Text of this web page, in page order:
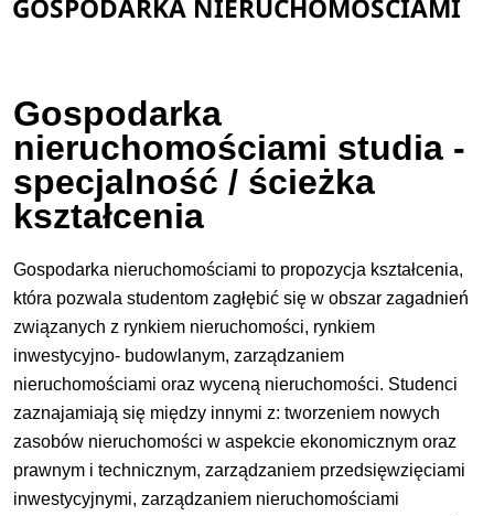
GOSPODARKA NIERUCHOMOŚCIAMI
Gospodarka
nieruchomościami studia -
specjalność / ścieżka
kształcenia
Gospodarka nieruchomościami to propozycja kształcenia,
która pozwala studentom zagłębić się w obszar zagadnień
związanych z rynkiem nieruchomości, rynkiem
inwestycyjno- budowlanym, zarządzaniem
nieruchomościami oraz wyceną nieruchomości. Studenci
zaznajamiają się między innymi z: tworzeniem nowych
zasobów nieruchomości w aspekcie ekonomicznym oraz
prawnym i technicznym, zarządzaniem przedsięwzięciami
inwestycyjnymi, zarządzaniem nieruchomościami